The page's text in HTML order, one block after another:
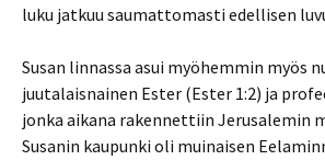
luku jatkuu saumattomasti edellisen
Susan linnassa asui myöhemmin myös
juutalaisnainen Ester (Ester 1:2) ja
jonka aikana rakennettiin Jerusalemin
Susanin kaupunki oli muinaisen